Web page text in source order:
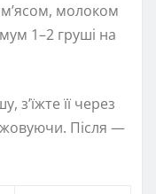
молоком
1–2 груші на
з’їжте її через
Після —